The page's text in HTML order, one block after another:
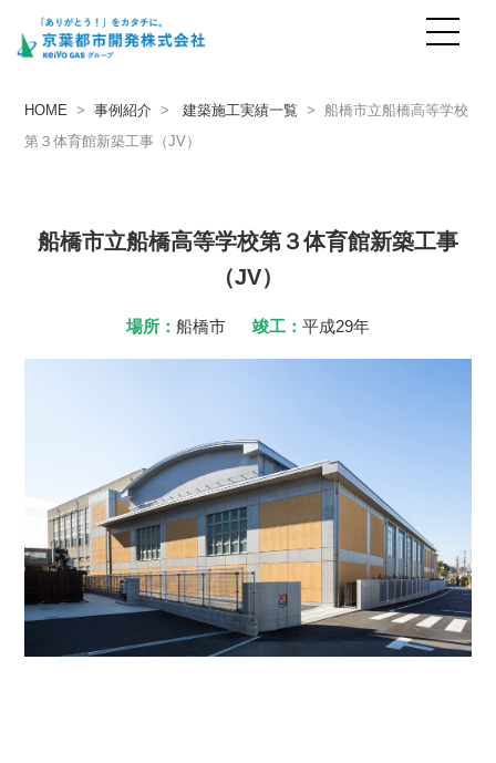
事例紹介
HOME >事例紹介 >建築施工実績一覧 > 船橋市立船橋高等学校
第３体育館新築工事（JV）
船橋市立船橋高等学校第３体育館新築工事
（JV）
場所： 船橋市 竣工： 平成29年